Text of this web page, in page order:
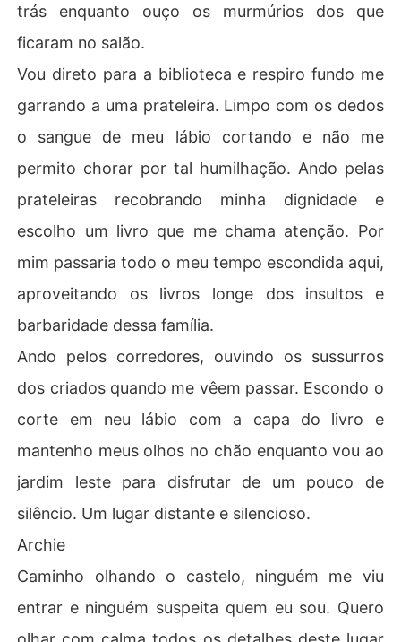
trás enquanto ouço os murmúrios dos que
ficaram no salão.
Vou direto para a biblioteca e respiro fundo me
garrando a uma prateleira. Limpo com os dedos
o sangue de meu lábio cortando e não me
permito chorar por tal humilhação. Ando pelas
prateleiras recobrando minha dignidade e
escolho um livro que me chama atenção. Por
mim passaria todo o meu tempo escondida aqui,
aproveitando os livros longe dos insultos e
barbaridade dessa família.
Ando pelos corredores, ouvindo os sussurros
dos criados quando me vêem passar. Escondo o
corte em neu lábio com a capa do livro e
mantenho meus olhos no chão enquanto vou ao
jardim leste para disfrutar de um pouco de
silêncio. Um lugar distante e silencioso.
Archie
Caminho olhando o castelo, ninguém me viu
entrar e ninguém suspeita quem eu sou. Quero